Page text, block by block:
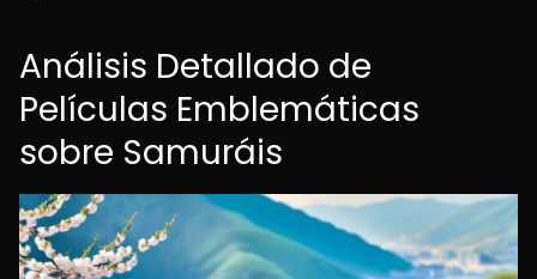
Análisis Detallado de
Películas Emblemáticas
sobre Samuráis